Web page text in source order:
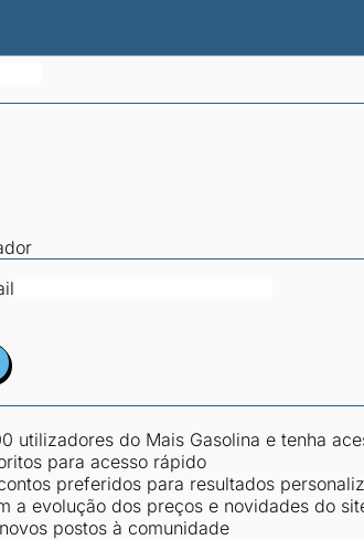
utilizadores do Mais Gasolina e tenha
para acesso rápido
preferidos para resultados
a evolução dos preços e novidades do
postos à comunidade